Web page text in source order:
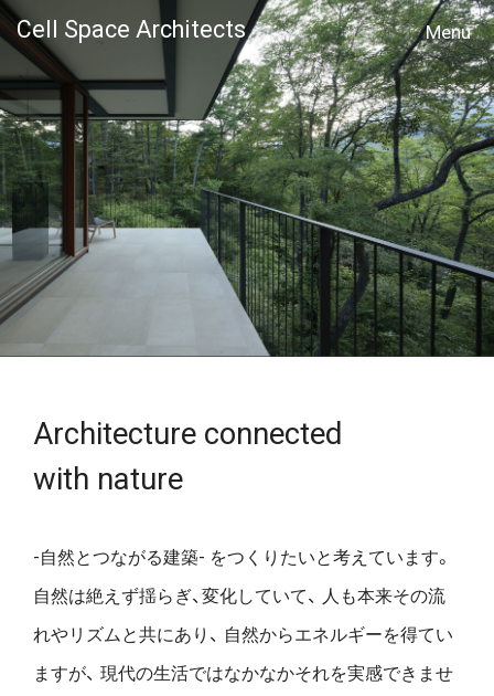
Cell Space Architects
MENU
Architecture connected
with nature
-自然とつながる建築- をつくりたいと考えています。
自然は絶えず揺らぎ、変化していて、
人も本来その流
れやリズムと共にあり、 自然からエネルギーを得てい
ますが、 現代の生活ではなかなかそれを実感できませ